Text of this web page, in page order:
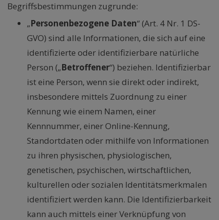
Begriffsbestimmungen zugrunde:
„Personenbezogene Daten“ (Art. 4 Nr. 1 DS-
GVO) sind alle Informationen, die sich auf eine
identifizierte oder identifizierbare natürliche
Person („Betroffener“) beziehen. Identifizierbar
ist eine Person, wenn sie direkt oder indirekt,
insbesondere mittels Zuordnung zu einer
Kennung wie einem Namen, einer
Kennnummer, einer Online-Kennung,
Standortdaten oder mithilfe von Informationen
zu ihren physischen, physiologischen,
genetischen, psychischen, wirtschaftlichen,
kulturellen oder sozialen Identitätsmerkmalen
identifiziert werden kann. Die Identifizierbarkeit
kann auch mittels einer Verknüpfung von